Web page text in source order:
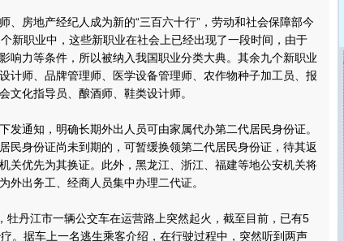
房地产经纪人成为新的“三百六十行”，劳动和社会保障部今
新职业中，这些新职业在社会上已经出现了一段时间，由于
响力等条件，所以被纳入我国职业分类大典。其余九个新职业
计师、品牌管理师、医学设备管理师、农作物种子加工员、报
文化指导员、酿酒师、鞋类设计师。
通知，明确长期外出人员可由家属代办第二代居民身份证。
民身份证尚未到期的，可暂缓换领第二代居民身份证，待其返
关优先为其换证。此外，黑龙江、浙江、福建等地公安机关将
外出务工、经商人员集中办理二代证。
丹江市一辆公交车在运营路上突然起火，截至目前，已有5
。据车上一名逃生乘客介绍，在行驶过程中，突然听到两声